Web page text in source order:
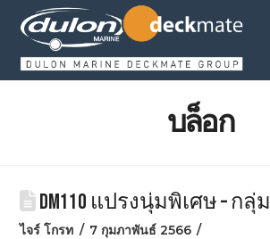
บล็อก
DM110 แปรงนุ่มพิเศษ – กลุ่ม
ไจร์ โกรท 7 กุมภาพันธ์ 2566